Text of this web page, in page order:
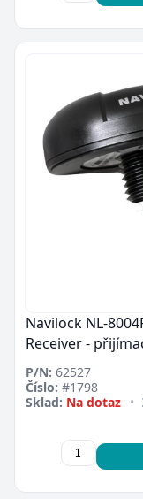
Navilock NL-
Receiver -
P/N: 62527
Číslo: #1798
Sklad: Na dotaz •